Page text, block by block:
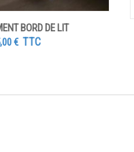
BORD DE LIT
€ TTC